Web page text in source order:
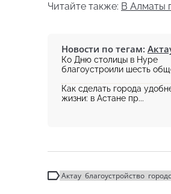
Читайте также: В Алматы
Новости по тегам:
Ко Дню столицы в Нуре
благоустроили шесть
Как сделать города
жизни: в Астане пр...
Актау благоустройство